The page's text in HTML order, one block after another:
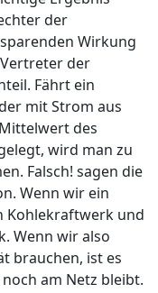
der
Wirkung
der
Fährt ein
mit Strom aus
des
wird man zu
Falsch! sagen die
Wenn wir ein
Kohlekraftwerk und
Wenn wir also
brauchen, ist es
am Netz bleibt.